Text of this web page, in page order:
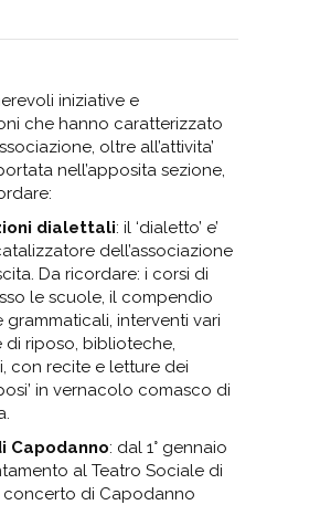
iniziative e
che hanno caratterizzato
oltre all’attivita’
nell’apposita sezione,
dialettali: il ‘dialetto’ e’
dell’associazione
Da ricordare: i corsi di
le scuole, il compendio
interventi vari
di riposo, biblioteche,
con recite e letture dei
in vernacolo comasco di
Capodanno: dal 1° gennaio
al Teatro Sociale di
concerto di Capodanno